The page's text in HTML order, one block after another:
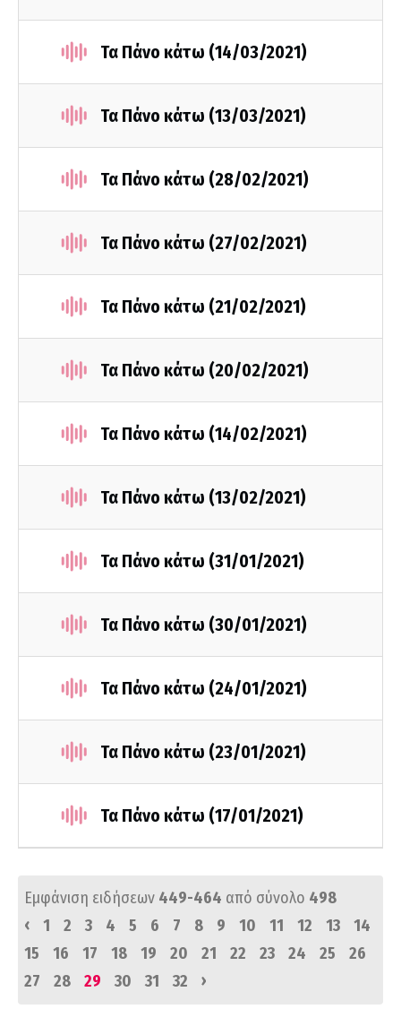
Τα Πάνο κάτω (14/03/2021)
Τα Πάνο κάτω (13/03/2021)
Τα Πάνο κάτω (28/02/2021)
Τα Πάνο κάτω (27/02/2021)
Τα Πάνο κάτω (21/02/2021)
Τα Πάνο κάτω (20/02/2021)
Τα Πάνο κάτω (14/02/2021)
Τα Πάνο κάτω (13/02/2021)
Τα Πάνο κάτω (31/01/2021)
Τα Πάνο κάτω (30/01/2021)
Τα Πάνο κάτω (24/01/2021)
Τα Πάνο κάτω (23/01/2021)
Τα Πάνο κάτω (17/01/2021)
Εμφάνιση ειδήσεων 449-464 από σύνολο 498
‹
1 2 3 4 5 6 7 8 9 10 11 12 13
14
15
16 17 18 19 20 21 22 23 24 25
26
27
28 29 30 31 32 ›